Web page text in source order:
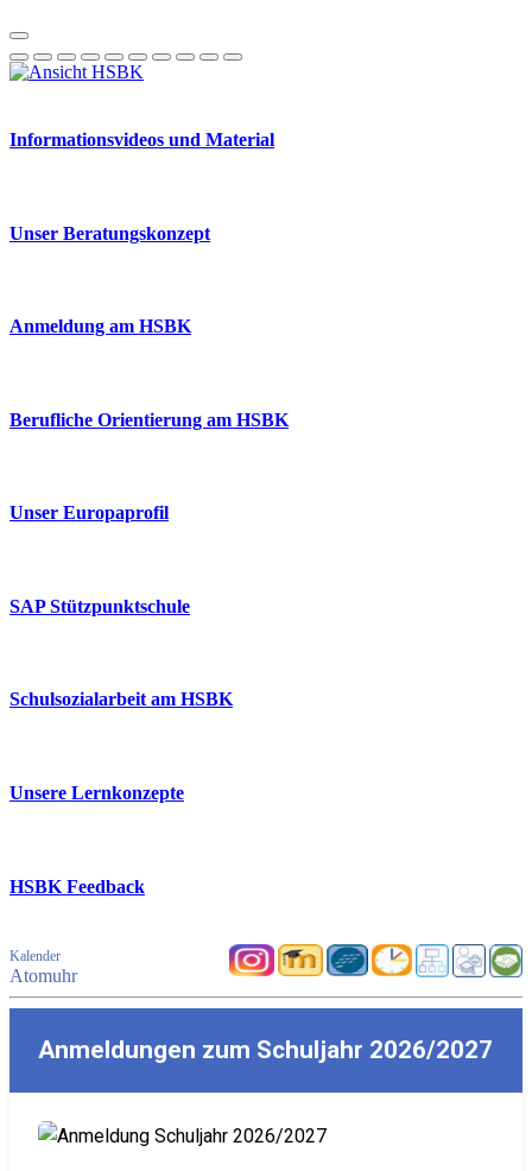
Informationsvideos und Material
Unser Beratungskonzept
Anmeldung am HSBK
Berufliche Orientierung am HSBK
Unser Europaprofil
SAP Stützpunktschule
Schulsozialarbeit am HSBK
Unsere Lernkonzepte
HSBK Feedback
Kalender
Atomuhr
Anmeldungen zum Schuljahr 2026/2027